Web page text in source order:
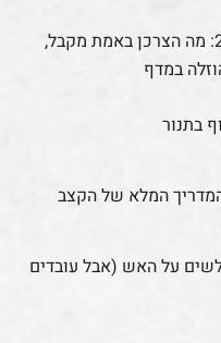
רפורמת הבשר 2026: מה הצרכן באמת מקבל,
במדף
בתנור
המלא של הקצב
על האש (אבל עובדים